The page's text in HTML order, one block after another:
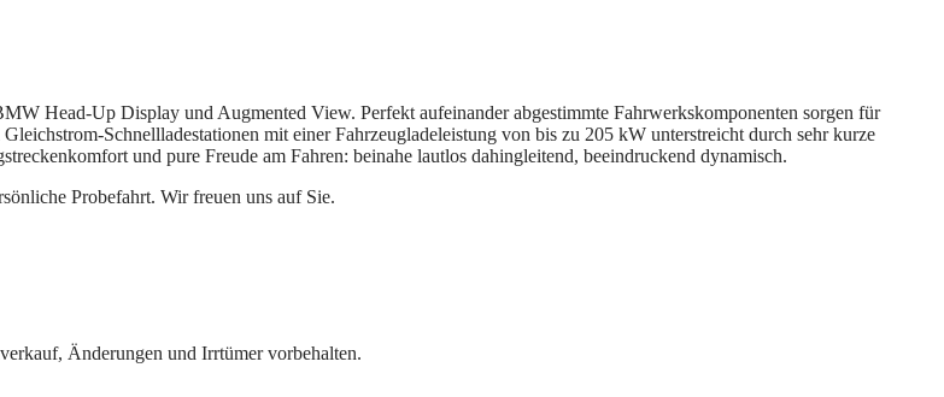
Head‑Up Display und Augmented View. Perfekt aufeinander abgestimmte Fahrwerkskomponenten sorgen für
mit einer Fahrzeugladeleistung von bis zu 205 kW unterstreicht durch sehr kurze
und pure Freude am Fahren: beinahe lautlos dahingleitend, beeindruckend dynamisch.
Probefahrt. Wir freuen uns auf Sie.
Änderungen und Irrtümer vorbehalten.